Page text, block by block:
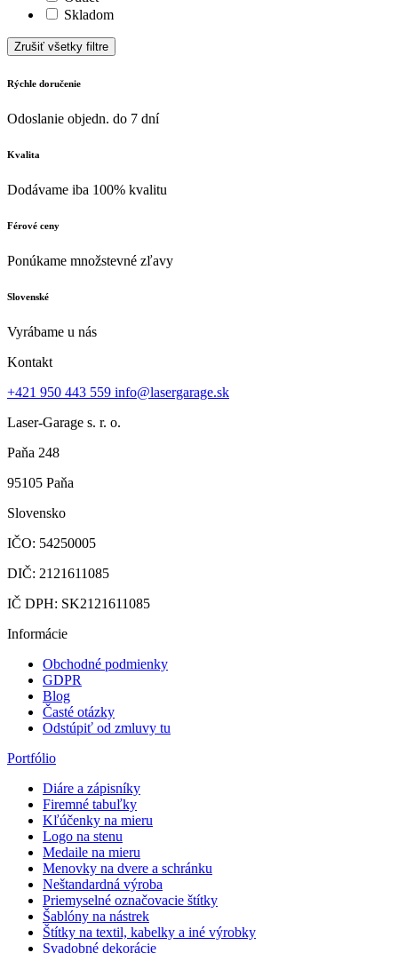
Skladom
Zrušiť všetky filtre
Rýchle doručenie
Odoslanie objedn. do 7 dní
Kvalita
Dodávame iba 100% kvalitu
Férové ceny
Ponúkame množstevné zľavy
Slovenské
Vyrábame u nás
Kontakt
+421 950 443 559 info@lasergarage.sk
Laser-Garage s. r. o.
Paňa 248
95105 Paňa
Slovensko
IČO: 54250005
DIČ: 2121611085
IČ DPH: SK2121611085
Informácie
Obchodné podmienky
GDPR
Blog
Časté otázky
Odstúpiť od zmluvy tu
Portfólio
Diáre a zápisníky
Firemné tabuľky
Kľúčenky na mieru
Logo na stenu
Medaile na mieru
Menovky na dvere a schránku
Neštandardná výroba
Priemyselné označovacie štítky
Šablóny na nástrek
Štítky na textil, kabelky a iné výrobky
Svadobné dekorácie